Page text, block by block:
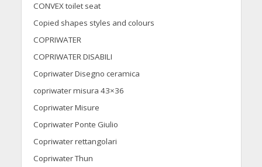
CONVEX toilet seat
Copied shapes styles and colours
COPRIWATER
COPRIWATER DISABILI
Copriwater Disegno ceramica
copriwater misura 43×36
Copriwater Misure
Copriwater Ponte Giulio
Copriwater rettangolari
Copriwater Thun